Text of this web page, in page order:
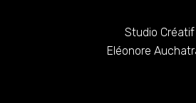
Studio Créatif
Eléonore